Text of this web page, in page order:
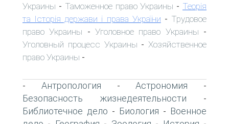
Украины - Таможенное право Украины - Теорія
та Історія держави і права України - Трудовое
право Украины -Уголовное право Украины -
Уголовный процесс Украины - Хозяйственное
право Украины -
- Антропология -Астрономия -
Безопасность жизнедеятельности -
Библиотечное дело - Биология - Военное